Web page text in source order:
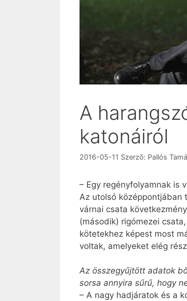
A
katonáiról
2016-05-11 Szerző: Pallós
– Egy regényfolyamnak is
Az utolsó középpontjában
várnai csata
(második) rigómezei
kötetekhez képest most
voltak, amelyeket elég
Az összegyűjtött adatok
sorsa annyira sűrű, hogy
– A nagy hadjáratok és a